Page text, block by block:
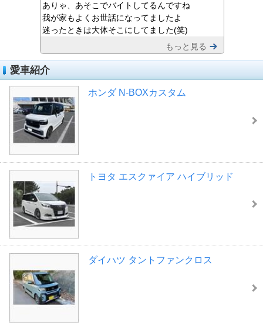
ありゃ、あそこでバイトしてるんですね
我が家もよくお世話になってましたよ
迷ったときは大体そこにしてました(笑)
もっと見る
愛車紹介
ホンダ N-BOXカスタム
トヨタ エスクァイア ハイブリッド
ダイハツ タントファンクロス